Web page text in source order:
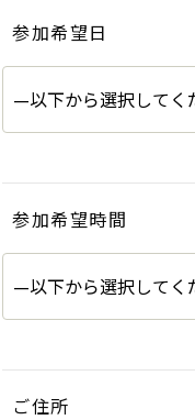
参加希望日
参加希望時間
ご住所